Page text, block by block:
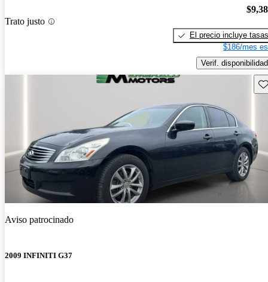
Trato justo
El precio incluye tasas
$186/mes
Verif. disponibilidad
Aviso patrocinado
2009 INFINITI G37